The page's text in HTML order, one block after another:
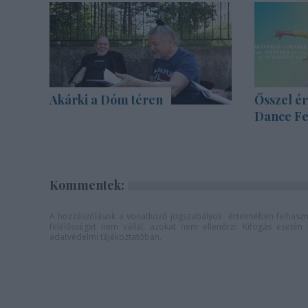
Akárki a Dóm téren
Ősszel
Dance
Kommentek: